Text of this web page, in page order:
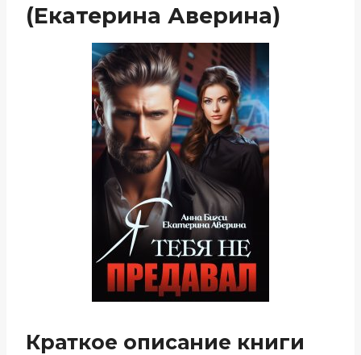
(Екатерина Аверина)
Краткое описание книги